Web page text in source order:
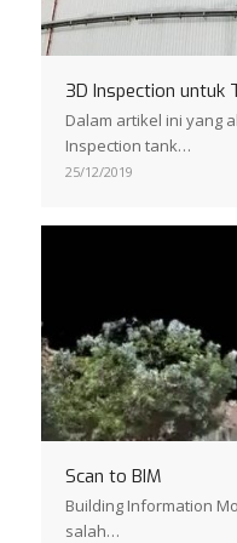
3D Inspection untuk
Dalam artikel ini yang
Inspection tank…
25/12/2019
Scan to BIM
Building Information
salah…